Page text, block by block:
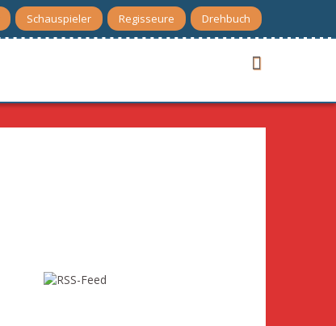
Schauspieler Regisseure Drehbuch